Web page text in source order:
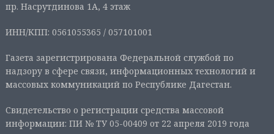
пр. Насрутдинова 1А, 4 этаж
ИНН/КПП: 0561055365 / 057101001
Газета зарегистрирована Федеральной службой по
надзору в сфере связи, информационных технологий и
массовых коммуникаций по Республике Дагестан.
Свидетельство о регистрации средства массовой
информации: ПИ № ТУ 05-00409 от 22 апреля 2019 года